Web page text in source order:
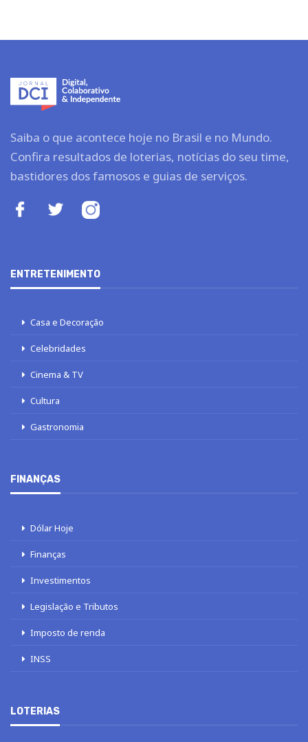
Saiba o que acontece hoje no Brasil e no Mundo.
Confira resultados de loterias, notícias do seu time,
bastidores dos famosos e guias de serviços.
ENTRETENIMENTO
Casa e Decoração
Celebridades
Cinema & TV
Cultura
Gastronomia
FINANÇAS
Dólar Hoje
Finanças
Investimentos
Legislação e Tributos
Imposto de renda
INSS
LOTERIAS